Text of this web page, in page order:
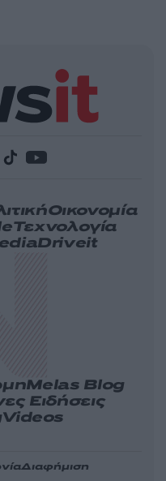
Οικονομία
Τεχνολογία
Driveit
Melas Blog
Ειδήσεις
Videos
Διαφήμιση